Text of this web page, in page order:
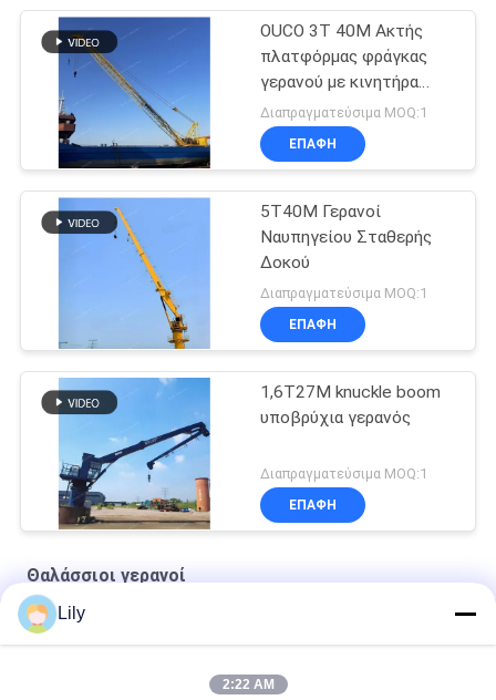
OUCO 3T 40M Ακτής
πλατφόρμας φράγκας
γερανού με κινητήρα
ντίζελ
Διαπραγματεύσιμα MOQ:1
ΕΠΑΦΉ
5T40M Γερανοί
Ναυπηγείου Σταθερής
Δοκού
Διαπραγματεύσιμα MOQ:1
ΕΠΑΦΉ
1,6T27M knuckle boom
υποβρύχια γερανός
Διαπραγματεύσιμα MOQ:1
ΕΠΑΦΉ
Θαλάσσιοι γερανοί
Ναυτικό συρματόσχοινο Premium OUCO
Lily
2:22 AM